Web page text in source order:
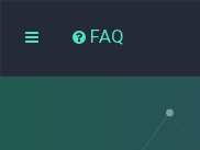
FAQ